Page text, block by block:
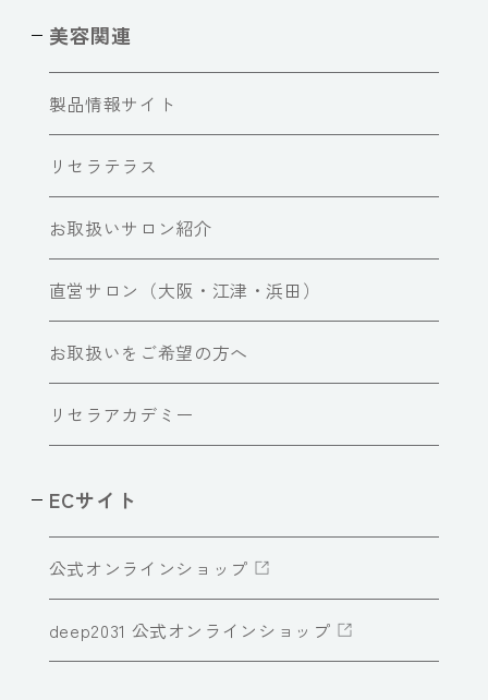
美容関連
製品情報サイト
リセラテラス
お取扱いサロン紹介
直営サロン（大阪・江津・浜田）
お取扱いをご希望の方へ
リセラアカデミー
ECサイト
公式オンラインショップ
deep2031 公式オンラインショップ